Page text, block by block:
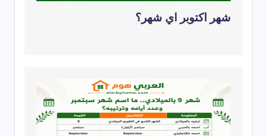
شهر اكتوبر اي شهر؟